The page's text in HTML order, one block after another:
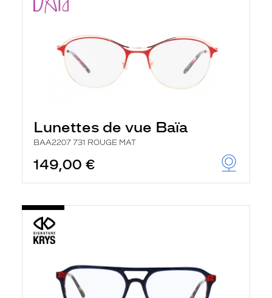
Lunettes de vue Baïa
BAA2207 731 ROUGE MAT
149,00 €